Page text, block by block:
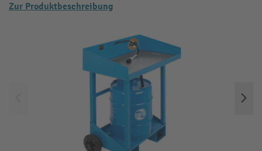
Zur Produktbeschreibung